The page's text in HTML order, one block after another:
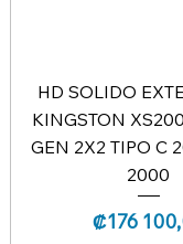
HD SOLIDO
KINGSTON
GEN 2X2 TIPO C
2000
Precio
₡176